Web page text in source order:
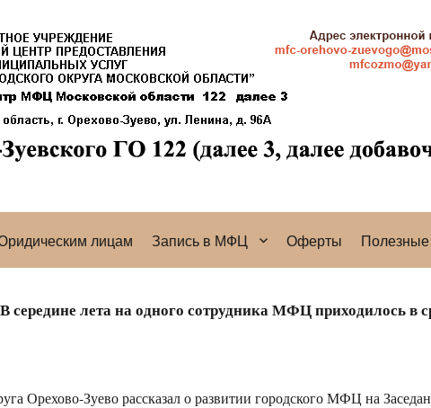
лицам Запись в МФЦ Оферты
лета на одного сотрудника МФЦ приходилось в
Орехово-Зуево рассказал о развитии городского МФЦ на